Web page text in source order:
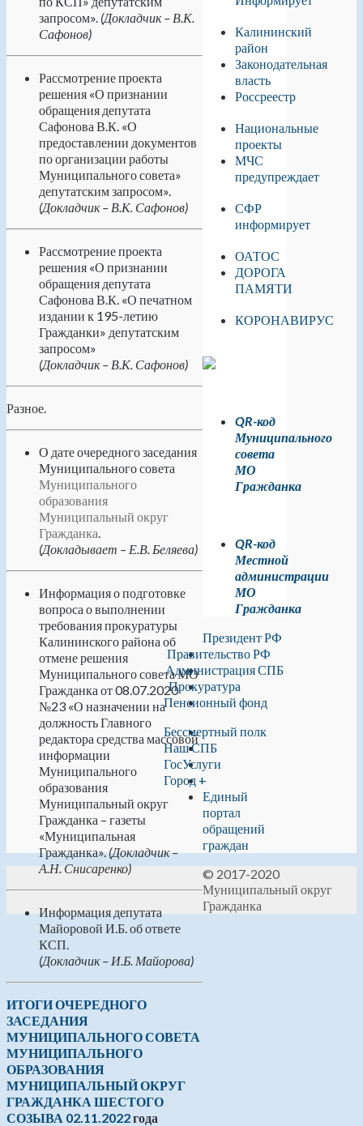
Калининский
район
Законодательная
власть
Россреестр
Национальные
проекты
МЧС
предупреждает
СФР
информирует
ОАТОС
ДОРОГА
ПАМЯТИ
КОРОНАВИРУС
QR-код
Муниципального
совета
МО
Гражданка
QR-код
Местной
администрации
МО
Гражданка
запросом». (Докладчик – В.К.
Сафонов)
Рассмотрение проекта
решения «О признании
обращения депутата
Сафонова В.К. «О
предоставлении документов
по организации работы
Муниципального совета»
депутатским запросом».
(Докладчик – В.К. Сафонов)
Рассмотрение проекта
решения «О признании
обращения депутата
Сафонова В.К. «О печатном
издании к 195-летию
Гражданки» депутатским
запросом»
(Докладчик – В.К. Сафонов)
Разное.
О дате очередного заседания
Муниципального совета
Муниципального
образования
Муниципальный округ
Гражданка.
(Докладывает – Е.В. Беляева)
Информация о подготовке
вопроса о выполнении
требования прокуратуры
Калининского района об
отмене решения
Муниципального совета МО
Гражданка от 08.07.2020
№23 «О назначении на
должность Главного
редактора средства массовой
информации
Муниципального
образования
Муниципальный округ
Гражданка – газеты
«Муниципальная
Гражданка».(Докладчик –
А.Н. Снисаренко)
Информация депутата
Майоровой И.Б. об ответе
КСП.
(Докладчик – И.Б. Майорова)
ИТОГИОЧЕРЕДНОГО
ЗАСЕДАНИЯ
МУНИЦИПАЛЬНОГО СОВЕТА
МУНИЦИПАЛЬНОГО
ОБРАЗОВАНИЯ
МУНИЦИПАЛЬНЫЙОКРУГ
ГРАЖДАНКА ШЕСТОГО
СОЗЫВА 02.11.2022года
Президент РФ
Правительство РФ
Администрация СПБ
Прокуратура
Пенсионный фонд
Бессмертный полк
Наш СПБ
ГосУслуги
Город +
Единый
портал
обращений
граждан
© 2017-2020
Муниципальный округ
Гражданка